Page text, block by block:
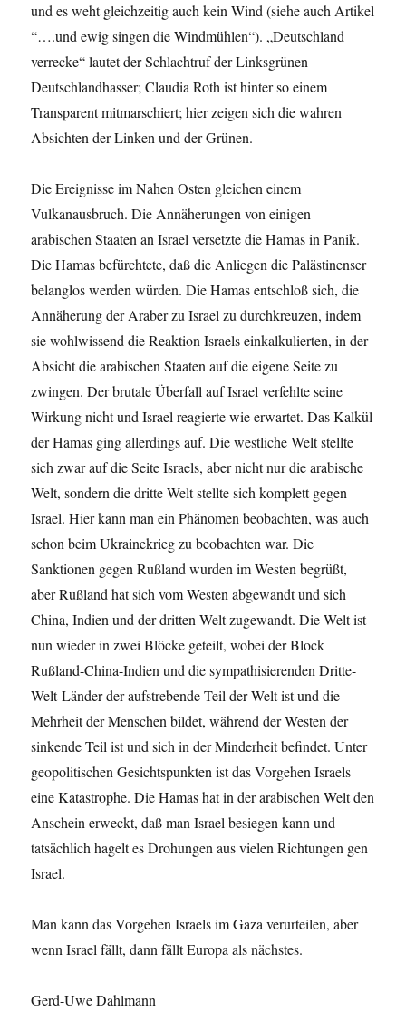
und es weht gleichzeitig auch kein Wind (siehe auch Artikel
“….und ewig singen die Windmühlen“). „Deutschland
verrecke“ lautet der Schlachtruf der Linksgrünen
Deutschlandhasser; Claudia Roth ist hinter so einem
Transparent mitmarschiert; hier zeigen sich die wahren
Absichten der Linken und der Grünen.
Die Ereignisse im Nahen Osten gleichen einem
Vulkanausbruch. Die Annäherungen von einigen
arabischen Staaten an Israel versetzte die Hamas in Panik.
Die Hamas befürchtete, daß die Anliegen die Palästinenser
belanglos werden würden. Die Hamas entschloß sich, die
Annäherung der Araber zu Israel zu durchkreuzen, indem
sie wohlwissend die Reaktion Israels einkalkulierten, in der
Absicht die arabischen Staaten auf die eigene Seite zu
zwingen. Der brutale Überfall auf Israel verfehlte seine
Wirkung nicht und Israel reagierte wie erwartet. Das Kalkül
der Hamas ging allerdings auf. Die westliche Welt stellte
sich zwar auf die Seite Israels, aber nicht nur die arabische
Welt, sondern die dritte Welt stellte sich komplett gegen
Israel. Hier kann man ein Phänomen beobachten, was auch
schon beim Ukrainekrieg zu beobachten war. Die
Sanktionen gegen Rußland wurden im Westen begrüßt,
aber Rußland hat sich vom Westen abgewandt und sich
China, Indien und der dritten Welt zugewandt. Die Welt ist
nun wieder in zwei Blöcke geteilt, wobei der Block
Rußland-China-Indien und die sympathisierenden Dritte-
Welt-Länder der aufstrebende Teil der Welt ist und die
Mehrheit der Menschen bildet, während der Westen der
sinkende Teil ist und sich in der Minderheit befindet. Unter
geopolitischen Gesichtspunkten ist das Vorgehen Israels
eine Katastrophe. Die Hamas hat in der arabischen Welt den
Anschein erweckt, daß man Israel besiegen kann und
tatsächlich hagelt es Drohungen aus vielen Richtungen gen
Israel.
Man kann das Vorgehen Israels im Gaza verurteilen, aber
wenn Israel fällt, dann fällt Europa als nächstes.
Gerd-Uwe Dahlmann